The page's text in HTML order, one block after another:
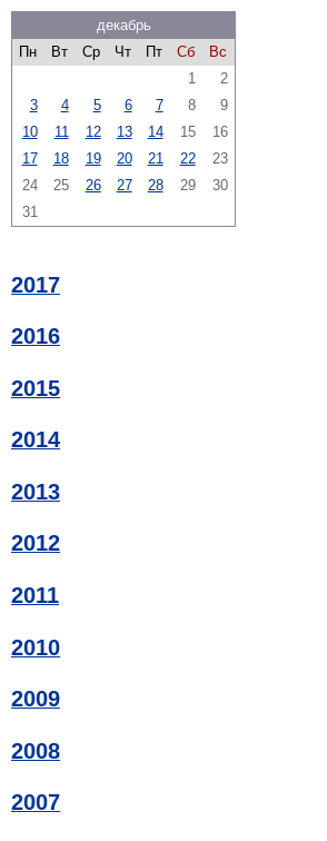
декабрь
Пн
Вт Ср Чт Пт Сб
Вс
1
2
3
4 5 6 7 8
9
10
11 12 13 14 15
16
17
18 19 20 21 22
23
24
25 26 27 28 29
30
31
2017
2016
2015
2014
2013
2012
2011
2010
2009
2008
2007